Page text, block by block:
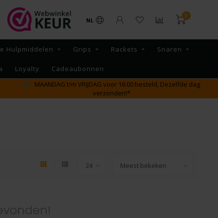
NL
0
Hulpmiddelen Grips Rackets Snaren
Loyalty
Cadeaubonnen
MAANDAG t/m VRIJDAG voor 16:00 besteld, Dezelfde dag
verzonden!*